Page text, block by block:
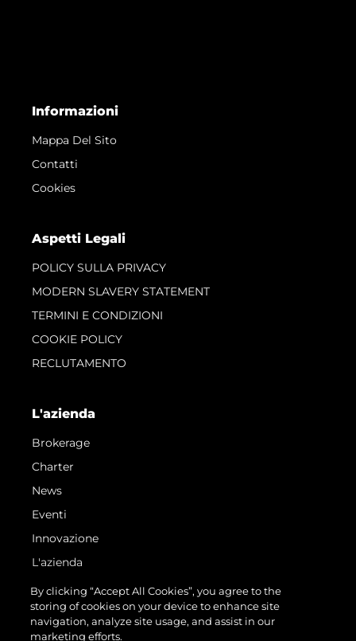
Informazioni
Mappa Del Sito
Contatti
Cookies
Aspetti Legali
POLICY SULLA PRIVACY
MODERN SLAVERY STATEMENT
TERMINI E CONDIZIONI
COOKIE POLICY
RECLUTAMENTO
L'azienda
Brokerage
Charter
News
Eventi
Innovazione
L'azienda
Il Team
Lifestyle
Heritage
By clicking “Accept All Cookies”, you agree to the
storing of cookies on your device to enhance site
navigation, analyze site usage, and assist in our
marketing efforts.